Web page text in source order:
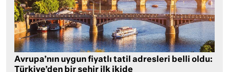
Avrupa’nın uygun fiyatlı tatil adresleri belli oldu:
Türkiye’den bir şehir ilk ikide